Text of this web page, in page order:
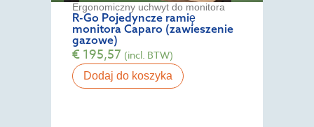
Ergonomiczny uchwyt do monitora
R-Go Pojedyncze ramię
monitora Caparo (zawieszenie
gazowe)
€195,57 (incl. BTW)
Dodaj do koszyka